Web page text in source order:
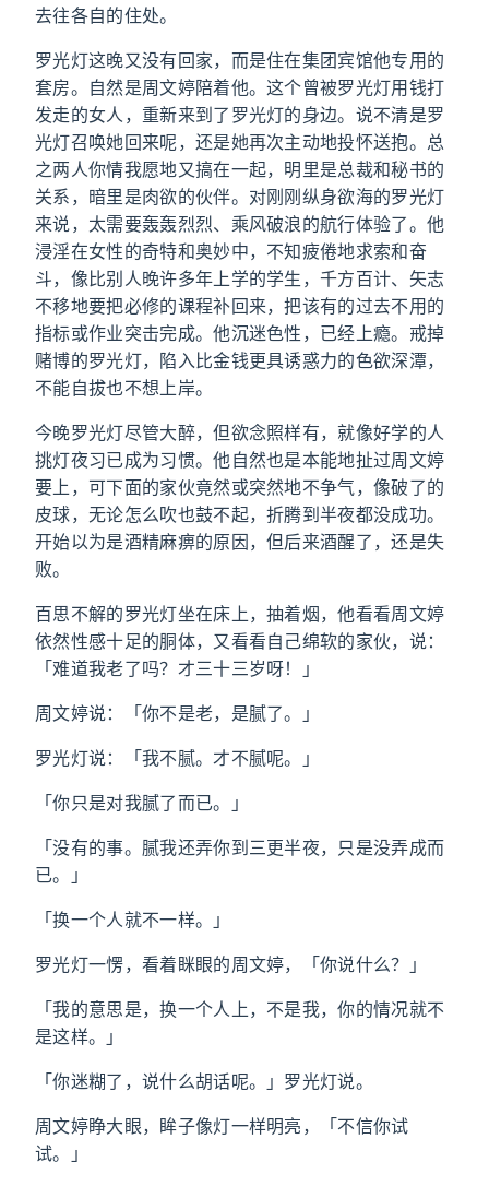
去往各自的住处。
罗光灯这晚又没有回家，而是住在集团宾馆他专用的
套房。自然是周文婷陪着他。这个曾被罗光灯用钱打
发走的女人，重新来到了罗光灯的身边。说不清是罗
光灯召唤她回来呢，还是她再次主动地投怀送抱。总
之两人你情我愿地又搞在一起，明里是总裁和秘书的
关系，暗里是肉欲的伙伴。对刚刚纵身欲海的罗光灯
来说，太需要轰轰烈烈、乘风破浪的航行体验了。他
浸淫在女性的奇特和奥妙中，不知疲倦地求索和奋
斗，像比别人晚许多年上学的学生，千方百计、矢志
不移地要把必修的课程补回来，把该有的过去不用的
指标或作业突击完成。他沉迷色性，已经上瘾。戒掉
赌博的罗光灯，陷入比金钱更具诱惑力的色欲深潭，
不能自拔也不想上岸。
今晚罗光灯尽管大醉，但欲念照样有，就像好学的人
挑灯夜习已成为习惯。他自然也是本能地扯过周文婷
要上，可下面的家伙竟然或突然地不争气，像破了的
皮球，无论怎么吹也鼓不起，折腾到半夜都没成功。
开始以为是酒精麻痹的原因，但后来酒醒了，还是失
败。
百思不解的罗光灯坐在床上，抽着烟，他看看周文婷
依然性感十足的胴体，又看看自己绵软的家伙，说：
「难道我老了吗？才三十三岁呀！」
周文婷说：「你不是老，是腻了。」
罗光灯说：「我不腻。才不腻呢。」
「你只是对我腻了而已。」
「没有的事。腻我还弄你到三更半夜，只是没弄成而
已。」
「换一个人就不一样。」
罗光灯一愣，看着眯眼的周文婷，「你说什么？」
「我的意思是，换一个人上，不是我，你的情况就不
是这样。」
「你迷糊了，说什么胡话呢。」罗光灯说。
周文婷睁大眼，眸子像灯一样明亮，「不信你试
试。」